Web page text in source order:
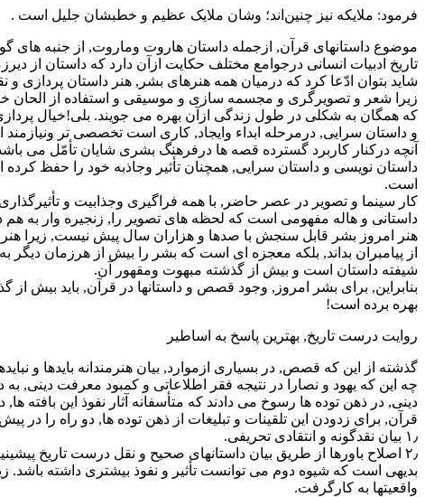
فرمود: ملایکه نیز چنین‌اند؛ و‌شان ملایک عظیم و خطبشان جلیل است .
موضوع داستانهاى قرآن, ازجمله داستان هاروت وماروت, از جنبه هاى
تاریخ ادبیات انسانى درجوامع مختلف حکایت ازآن دارد که داستان از
شاید بتوان ادّعا کرد که درمیان همه هنرهاى بشر, هنر داستان
زیرا شعر و تصویرگرى و مجسمه سازى و موسیقى و استفاده از الحان
که همگان به شکلى در طول زندگى ازآن بهره مى جویند. بلى!خیال
و داستان سرایى, درمرحله ابداء وایجاد, کارى است تخصصى تر
آنچه درکنار کاربرد گسترده قصه ها درفرهنگ بشرى شایان تأمّل مى
داستان نویسى و داستان سرایى, همچنان تأثیر وجاذبه خود را حفظ
است.
کار سینما و تصویر در عصر حاضر, با همه فراگیرى وجذابیت و
داستانى و هاله مفهومى است که لحظه هاى تصویر را, زنجیره وار به
هنر امروز بشر قابل سنجش با صدها و هزاران سال پیش نیست, زیرا هنر
از پیامبران بداند, بلکه معجزه اى است که بشر را بیش از هرزمان
شیفته داستان است و بیش از گذشته مبهوت ومقهور آن.
بنابراین, براى بشر امروز, وجود قصص و داستانها در قرآن, باید بیش
بهره برده است!
روایت درست تاریخ, بهترین پاسخ به اساطیر
گذشته از این که قصص, در بسیارى ازموارد, بیان هنرمندانه بایدها و
چه این که یهود و نصارا در نتیجه فقر اطلاعاتى و کمبود معرفت دینى, به
دینى, در ذهن توده ها رسوخ مى دادند که متأسفانه آثار نفوذ این
قرآن, براى زدودن این تلقینات و تبلیغات از ذهن توده ها, دو راه را در
۱٫ بیان نقدگونه و انتقادى تحریفى.
۲٫ اصلاح باورها از طریق بیان داستانهاى صحیح و نقل درست تاریخ پیشینیان.
بدیهى است که شیوه دوم مى توانست تأثیر و نفوذ بیشترى داشته باشد.
واقعیتها به کارگرفت.